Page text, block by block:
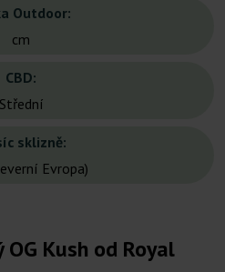
Outdoor:
cm
CBD:
Střední
sklizně:
Evropa)
Kush od Royal